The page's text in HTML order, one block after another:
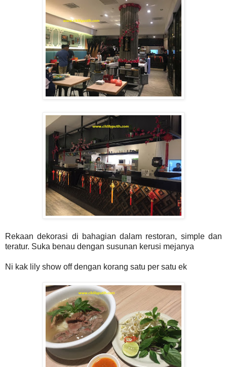
Rekaan dekorasi di bahagian dalam restoran, simple dan
teratur. Suka benau dengan susunan kerusi mejanya
Ni kak lily show off dengan korang satu per satu ek